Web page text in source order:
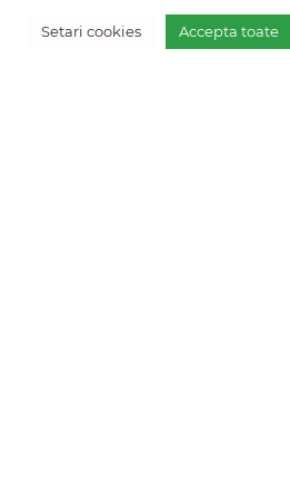
Circuit Africa de Sud
program self-drive
Vreau oferta
Setari cookies Accepta toate